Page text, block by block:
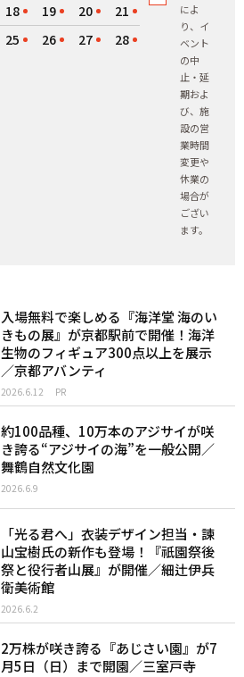
18 19 20
21
25 26 27
28
によ
り、イ
ベント
の中
止・延
期およ
び、施
設の営
業時間
変更や
休業の
場合が
ござい
ます。
入場無料で楽しめる『海洋堂 海のい
きもの展』が京都駅前で開催！海洋
生物のフィギュア300点以上を展示
／京都アバンティ
2026.6.12 PR
約100品種、10万本のアジサイが咲
き誇る“アジサイの海”を一般公開／
舞鶴自然文化園
2026.6.9
「光る君へ」衣装デザイン担当・諫
山宝樹氏の新作も登場！『祇園祭後
祭と役行者山展』が開催／細辻伊兵
衛美術館
2026.6.2
2万株が咲き誇る『あじさい園』が7
月5日（日）まで開園／三室戸寺